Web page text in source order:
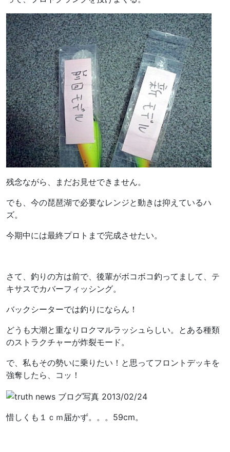
残念ながら、まだお見せできません。
でも、今の琵琶湖で必要なレンジと動きは抑えているハ
ズ。
今期中には最終プロトまで完成させたい。
さて、釣りの方は前で、後輩がボコボコ釣ってまして、テ
キサスでカバーフィッシング。
バックシーターでは釣りにならん！
どうも大潮と重なりロクマルラッシュらしい。とある種類
のストラクチャーが炸裂モード。
で、私もその勢いに乗りたい！と思ってフロントデッキを
強奪したら、コッ！
惜しくも１ｃｍ届かず。。。59cm。